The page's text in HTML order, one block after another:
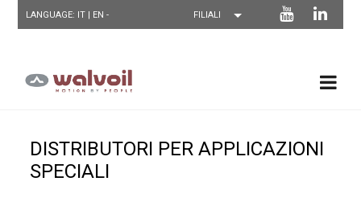
LANGUAGE: IT | EN-
DISTRIBUTORI PER APPLICAZIONI
SPECIALI